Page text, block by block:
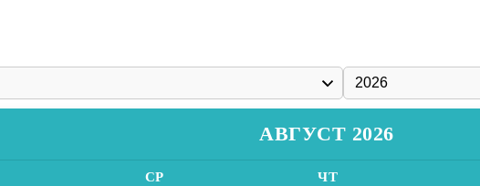
АВГУСТ 2026
СР ЧТ